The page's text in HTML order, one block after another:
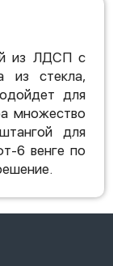
из ЛДСП с
из стекла,
для
множество
для
6 венге по